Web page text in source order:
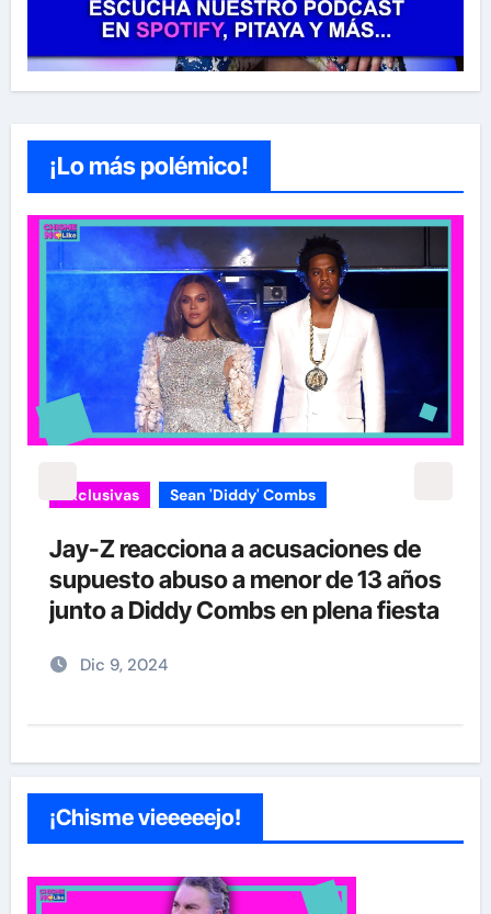
¡Lo más polémico!
Exclusivas Silvia Pinal
Enrique Guzmán visita a Silvia Pinal
en el hospital: “Le gusta tanto la
vida que no se quiere ir”
Nov 28, 2024
¡Chisme vieeeeejo!